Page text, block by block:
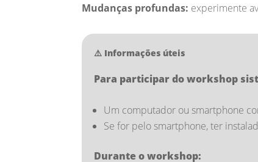
Mudanças profundas: experimente
⚠️ Informações úteis
Para participar do workshop
Um computador ou smartphone
Se for pelo smartphone, ter
Durante o workshop: